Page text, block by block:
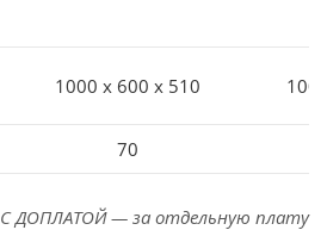
1000 х 600 х 510
70
С ДОПЛАТОЙ — за отдельную плату